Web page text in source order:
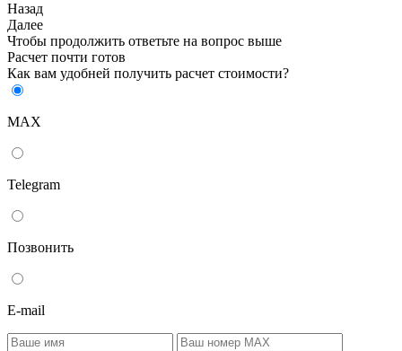
Назад
Далее
Чтобы продолжить ответьте на вопрос выше
Расчет почти готов
Как вам удобней получить расчет стоимости?
MAX
Telegram
Позвонить
E-mail